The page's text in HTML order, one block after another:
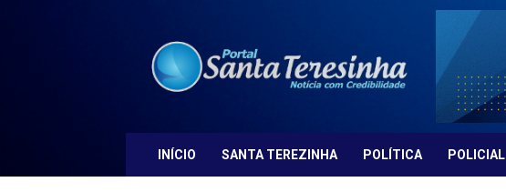
Santa
Teresinha
INÍCIO SANTA TEREZINHA POLÍTICA POLICIAL